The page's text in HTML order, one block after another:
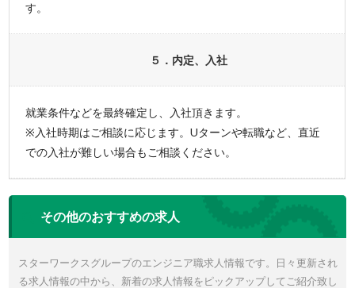
す。
５．内定、入社
就業条件などを最終確定し、入社頂きます。
※入社時期はご相談に応じます。Uターンや転職など、直近
での入社が難しい場合もご相談ください。
その他のおすすめの求人
スターワークスグループのエンジニア職求人情報です。日々更新され
る求人情報の中から、新着の求人情報をピックアップしてご紹介致し